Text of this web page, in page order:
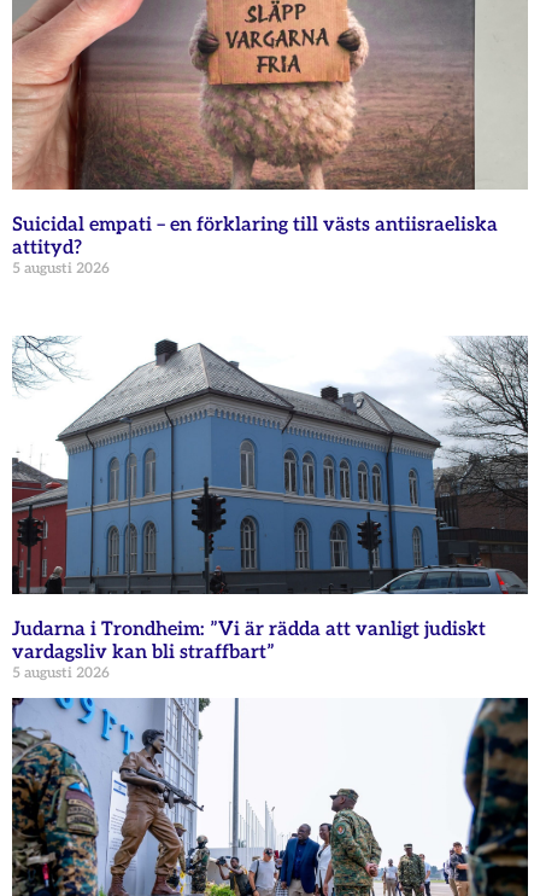
Suicidal empati – en förklaring till västs antiisraeliska
attityd?
5 augusti 2026
Judarna i Trondheim: ”Vi är rädda att vanligt judiskt
vardagsliv kan bli straffbart”
5 augusti 2026